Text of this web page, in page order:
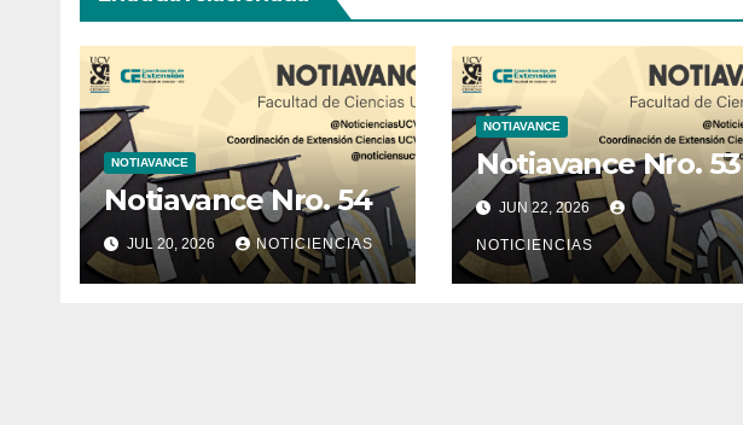
NOTIAVANCE
Notiavance Nro. 54
JUL 20, 2026 NOTICIENCIAS
NOTIAVANCE
Notiavance Nro. 53
JUN 22, 2026
NOTICIENCIAS